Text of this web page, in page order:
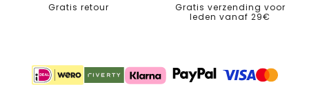
Gratis retour
Gratis verzending voor
leden vanaf 29€